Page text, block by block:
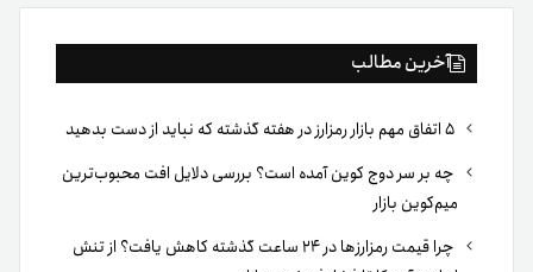
آخرین مطالب
چه بر سر دوج کوین آمده است؟ بررسی دلایل افت محبوب‌ترین
میم‌کوین بازار
چرا قیمت رمزارزها در ۲۴ ساعت گذشته کاهش یافت؟ از تنش